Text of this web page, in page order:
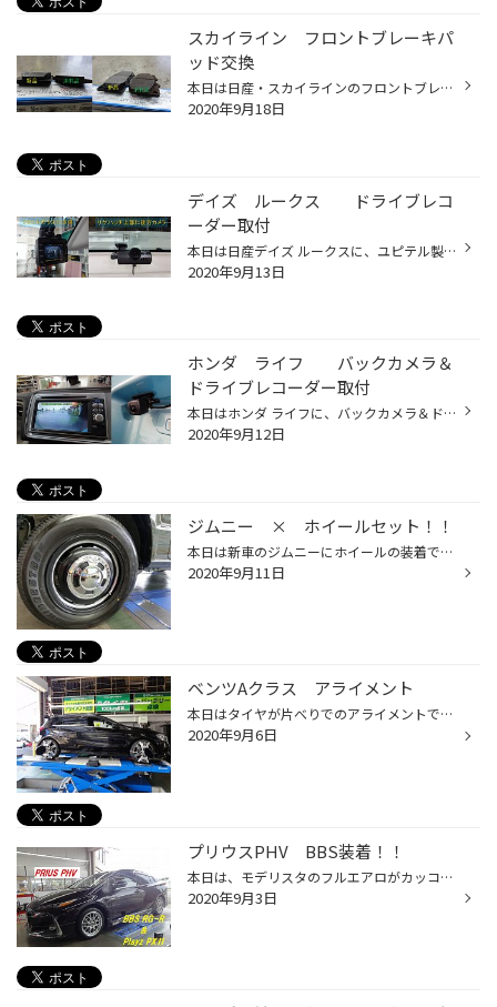
スカイライン フロントブレーキパ
ッド交換
本日は日産・スカイラインのフロントブレーキパッド交換です！ ↓まだ使えそうに見えますが、早めに交換します。 フロントは４ポッドキャリパーなのですが、ピストン一つ一つキレイに清掃します。 ⤴（※注意：作業途中の画像です） ↓↓ キャリパー外側の”ＮＩＳＳＡＮ”のロゴも表面に磨きを入れて復活...
2020年9月18日
デイズ ルークス ドライブレコ
ーダー取付
本日は日産デイズ ルークスに、ユピテル製ドライブレコーダーの取付です。 今回も前後２カメラタイプの”ＤＲＹ－ＴＷ8500ｄ”です。 ちなみに角度は取付してからも調整することができるので、お客様自身でも微調整などが可能です。
2020年9月13日
ホンダ ライフ バックカメラ＆
ドライブレコーダー取付
本日はホンダ ライフに、バックカメラ＆ドライブレコーダーの取付です！ 純正ナビゲーションが装着されていましたが、後方の安全を確保されたいとの事で、社外品であるパナソニック製のバックカメラ(ＣＹ-ＲＣ１００ＫＤ)を装着致しました。 そしてユピテル製２カメラ(DRY-TW8500d)のドライブレコー...
2020年9月12日
ジムニー × ホイールセット！！
本日は新車のジムニーにホイールの装着です！ ホイールは”ガルシア・シスコ”で、カラーは半ツヤのセミグロスブラックにリム奥がポリッシュです！ ↓↓センターキャップを外しても楽しめるデザインで、２パターンをチョイス出来ます！（ＨＰ画像より）
2020年9月11日
ベンツAクラス アライメント
本日はタイヤが片べりでのアライメントです。 測定してみたら、トゥアウト～！ これでバッチシ！
2020年9月6日
プリウスPHV BBS装着！！
本日は、モデリスタのフルエアロがカッコイイ《プリウスPHV》に 《BBS RG-R＆プレイズPXⅡ》のセットを装着しました。 モデリスタエアロ付きのプリウスPHVには純正１５インチではやっぱり物足りないので 純正タイヤが減ったタイミングでインチアップさせていただきました。 やっぱりBBSは上品でカッ...
2020年9月3日